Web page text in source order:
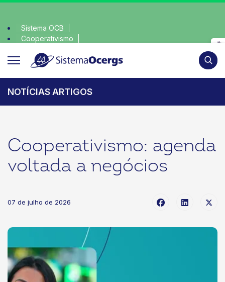
Sistema OCB
Cooperativismo
NOTÍCIAS ARTIGOS
Cooperativismo: agenda
voltada a negócios
07 de julho de 2026